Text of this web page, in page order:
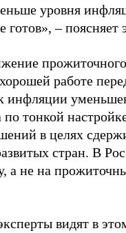
уровня
готов», – поясняет
работе
инфляции
тонкой
в целях
стран. В
а не на
видят в